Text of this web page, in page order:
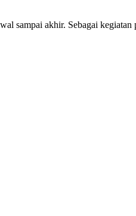
sampai akhir. Sebagai